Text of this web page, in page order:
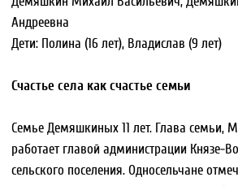
поселение, – рассказывает Михаил Васильевич, – всем
районом мы помогаем нашим мобилизованным бойцам».
Хабаровский район был одним из первых, где был открыт
наборы, средства личной гигиены. Недавно бойцам
весом более 10 тонн, – рассказывает Михаил Васильевич, –
там было все: и нижнее белье, и продукты, и влажные
Не забывает глава администрации и о пожилых